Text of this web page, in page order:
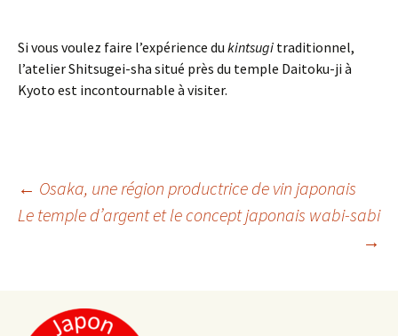
Si vous voulez faire l’expérience du kintsugi traditionnel,
l’atelier Shitsugei-sha situé près du temple Daitoku-ji à
Kyoto est incontournable à visiter.
Navigation
l'article
← Osaka, une région productrice de vin japonais
Le temple d’argent et le concept japonais wabi-sabi
→